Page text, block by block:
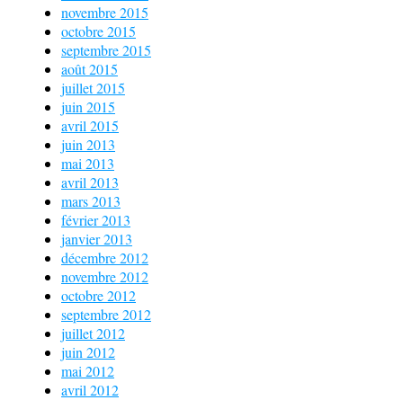
novembre 2015
octobre 2015
septembre 2015
août 2015
juillet 2015
juin 2015
avril 2015
juin 2013
mai 2013
avril 2013
mars 2013
février 2013
janvier 2013
décembre 2012
novembre 2012
octobre 2012
septembre 2012
juillet 2012
juin 2012
mai 2012
avril 2012